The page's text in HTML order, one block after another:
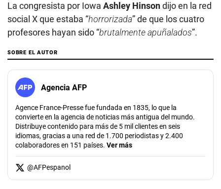
La congresista por Iowa Ashley Hinsondijo en la red
social X que estaba “horrorizada” de que los cuatro
profesores hayan sido “brutalmente apuñalados”.
SOBRE EL AUTOR
Agencia AFP
Agence France-Presse fue fundada en 1835, lo que la
convierte en la agencia de noticias más antigua del mundo.
Distribuye contenido para más de 5 mil clientes en seis
idiomas, gracias a una red de 1.700 periodistas y 2.400
colaboradores en 151 países. Ver más
@AFPespanol